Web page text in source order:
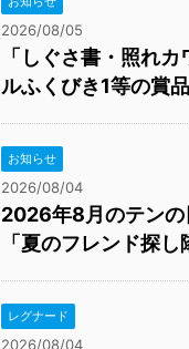
2026/08/05
「しぐさ書・照れ
ルふくびき1等の賞
お知らせ
2026/08/04
2026年8月のテンの
「夏のフレンド探
レグナード
2026/08/04